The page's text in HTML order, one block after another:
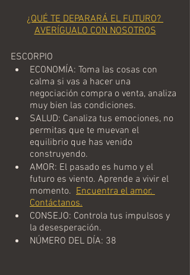
¿QUÉ TE DEPARARÁ EL FUTURO?
AVERÍGUALO CON NOSOTROS
ESCORPIO
ECONOMÍA: Toma las cosas con
calma si vas a hacer una
negociación compra o venta, analiza
muy bien las condiciones.
SALUD: Canaliza tus emociones, no
permitas que te muevan el
equilibrio que has venido
construyendo.
AMOR: El pasado es humo y el
futuro es viento. Aprende a vivir el
momento. Encuentra el amor.
Contáctanos.
CONSEJO: Controla tus impulsos y
la desesperación.
NÚMERO DEL DÍA: 38